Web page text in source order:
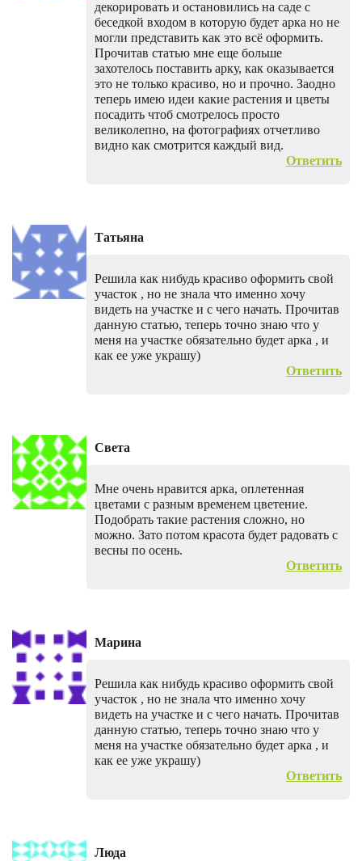
декорировать и остановились на саде с
беседкой входом в которую будет арка но не
могли представить как это всё оформить.
Прочитав статью мне еще больше
захотелось поставить арку, как оказывается
это не только красиво, но и прочно. Заодно
теперь имею идеи какие растения и цветы
посадить чтоб смотрелось просто
великолепно, на фотографиях отчетливо
видно как смотрится каждый вид.
Ответить
Татьяна
Решила как нибудь красиво оформить свой
участок , но не знала что именно хочу
видеть на участке и с чего начать. Прочитав
данную статью, теперь точно знаю что у
меня на участке обязательно будет арка , и
как ее уже украшу)
Ответить
Света
Мне очень нравится арка, оплетенная
цветами с разным временем цветение.
Подобрать такие растения сложно, но
можно. Зато потом красота будет радовать с
весны по осень.
Ответить
Марина
Решила как нибудь красиво оформить свой
участок , но не знала что именно хочу
видеть на участке и с чего начать. Прочитав
данную статью, теперь точно знаю что у
меня на участке обязательно будет арка , и
как ее уже украшу)
Ответить
Люда